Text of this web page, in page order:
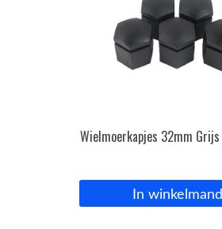
Wielmoerkapjes 32mm Grijs
In winkelmand